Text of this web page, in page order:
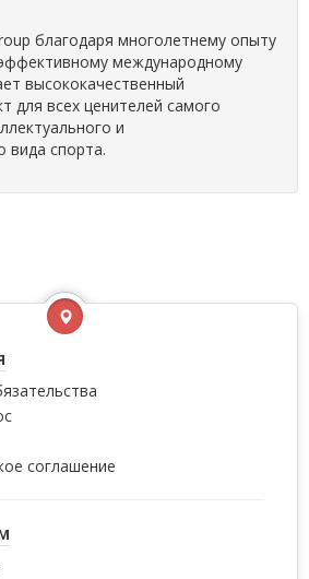
благодаря многолетнему опыту
международному
высококачественный
для всех ценителей самого
и
вида спорта.
соглашение